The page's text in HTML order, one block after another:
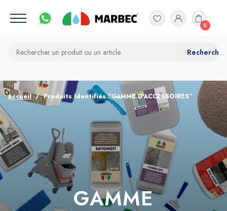
0
Accueil Produits Identifiés “GAMME D'ACCESSOIRES”
GAMME